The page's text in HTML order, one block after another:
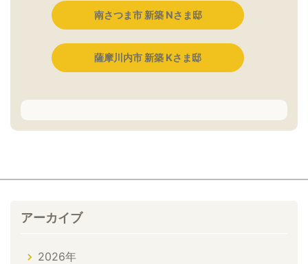
南さつま市 新築 Nさま邸
薩摩川内市 新築 Kさま邸
アーカイブ
2026年